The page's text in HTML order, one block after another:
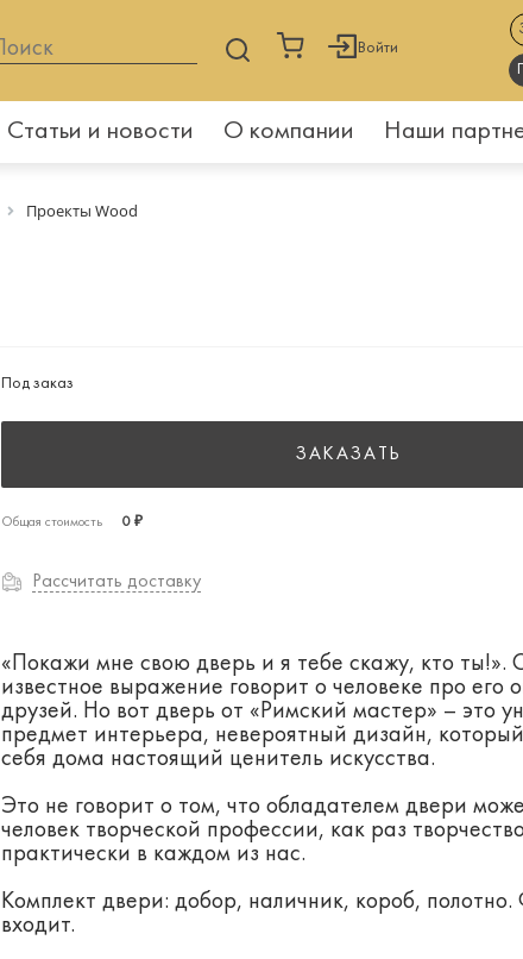
Войти
Статьи и новости О компании Наши
Проекты Wood
Под заказ
ЗАКАЗАТЬ
Общая стоимость 0 ₽
Рассчитать доставку
«Покажи мне свою дверь и я тебе скажу, кто ты!».
известное выражение говорит о человеке про его
друзей. Но вот дверь от «Римский мастер» – это
предмет интерьера, невероятный дизайн,
себя дома настоящий ценитель искусства.
Это не говорит о том, что обладателем двери
человек творческой профессии, как раз
практически в каждом из нас.
Комплект двери: добор, наличник, короб,
входит.